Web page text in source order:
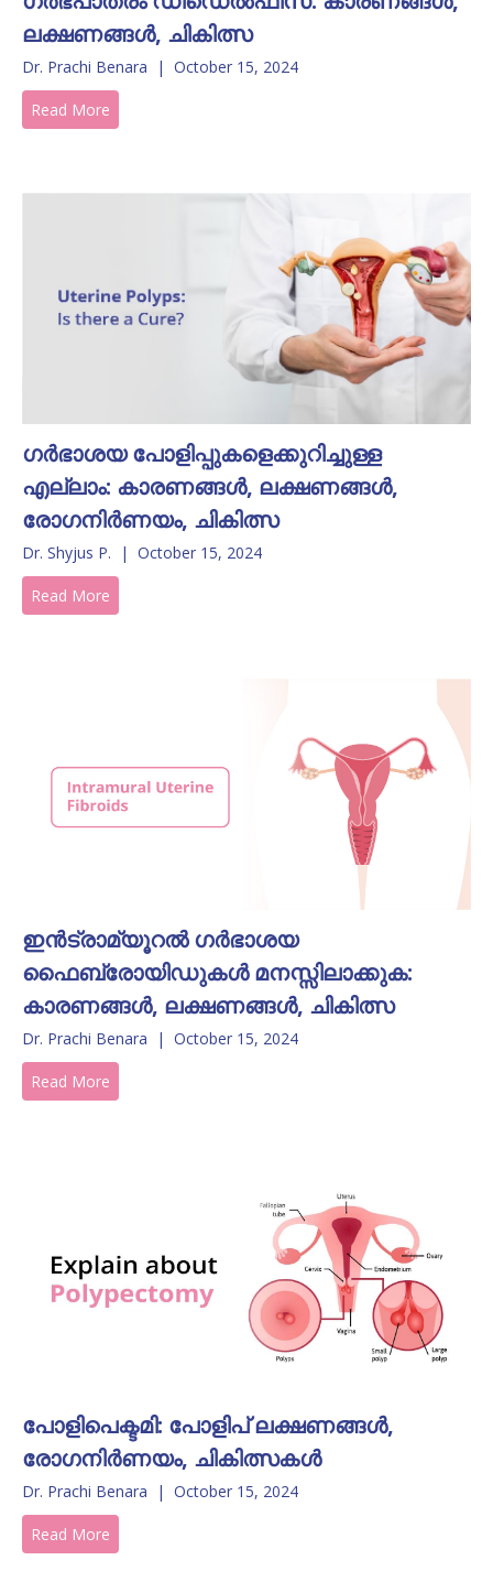
ലക്ഷണങ്ങൾ, ചികിത്സ
Dr. Prachi Benara | October 15, 2024
Read More
ഗർഭാശയ പോളിപ്പുകളെക്കുറിച്ചുള്ള
എല്ലാം: കാരണങ്ങൾ, ലക്ഷണങ്ങൾ,
രോഗനിർണയം, ചികിത്സ
Dr. Shyjus P. | October 15, 2024
Read More
ഇൻട്രാമ്യൂറൽ ഗർഭാശയ
ഫൈബ്രോയിഡുകൾ മനസ്സിലാക്കുക:
കാരണങ്ങൾ, ലക്ഷണങ്ങൾ, ചികിത്സ
Dr. Prachi Benara | October 15, 2024
Read More
പോളിപെക്ടമി: പോളിപ് ലക്ഷണങ്ങൾ,
രോഗനിർണയം, ചികിത്സകൾ
Dr. Prachi Benara | October 15, 2024
Read More